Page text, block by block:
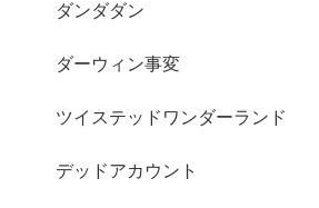
ダンダダン
ダーウィン事変
ツイステッドワンダーランド
デッドアカウント